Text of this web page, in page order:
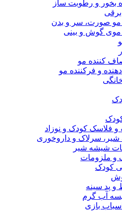
بخور و رطوبت ساز
برقی
مو صورت، سر و بدن
موی گوش و بینی
کننده مو
و فرکننده مو
و فلاسک کودک و نوزاد
سرلاک و داروخوری
شیشه شیر
و ملزومات
کودک
و پد سینه
آب گرم
بازی